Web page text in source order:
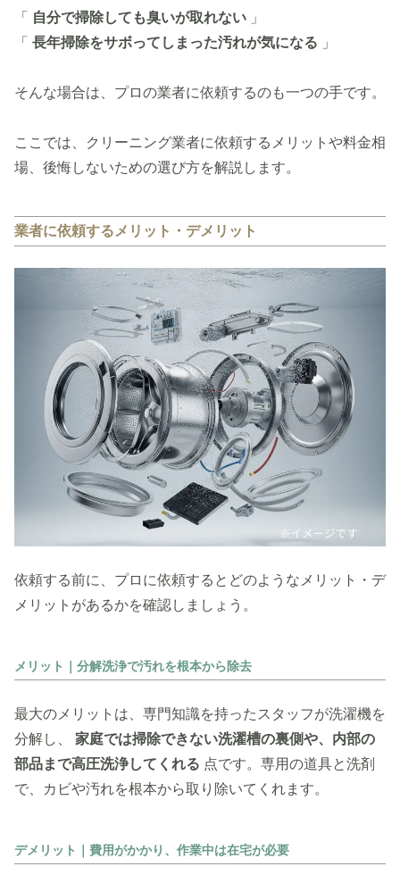
「 自分で掃除しても臭いが取れない 」
「 長年掃除をサボってしまった汚れが気になる 」
そんな場合は、プロの業者に依頼するのも一つの手です。
ここでは、クリーニング業者に依頼するメリットや料金相
場、後悔しないための選び方を解説します。
業者に依頼するメリット・デメリット
依頼する前に、プロに依頼するとどのようなメリット・デ
メリットがあるかを確認しましょう。
メリット｜分解洗浄で汚れを根本から除去
最大のメリットは、専門知識を持ったスタッフが洗濯機を
分解し、 家庭では掃除できない洗濯槽の裏側や、内部の
部品まで高圧洗浄してくれる 点です。専用の道具と洗剤
で、カビや汚れを根本から取り除いてくれます。
デメリット｜費用がかかり、作業中は在宅が必要